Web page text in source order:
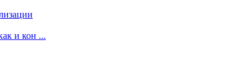
и кон ...